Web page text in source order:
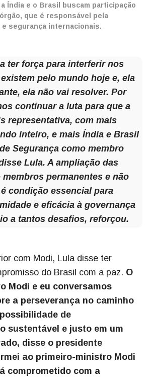
a Índia e o Brasil buscam participação
que é responsável pela
e segurança internacionais.
ter força para interferir nos
pelo mundo hoje e, ela
ela não vai resolver. Por
continuar a luta para que a
representativa, com mais
inteiro, e mais Índia e Brasil
Segurança como membro
Lula. A ampliação das
permanentes e não
condição essencial para
e eficácia à governança
a tantos desafios, reforçou.
com Modi, Lula disse ter
do Brasil com a paz. O
Modi e eu conversamos
a perseverança no caminho
de
sustentável e justo em um
disse o presidente
ao primeiro-ministro Modi
comprometido com a